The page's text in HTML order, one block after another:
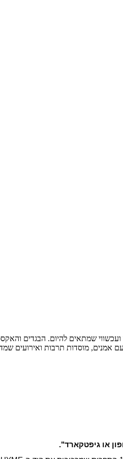
שמתאים להיום. הבגדים
אמנים, מוסדות תרבות ואירועים